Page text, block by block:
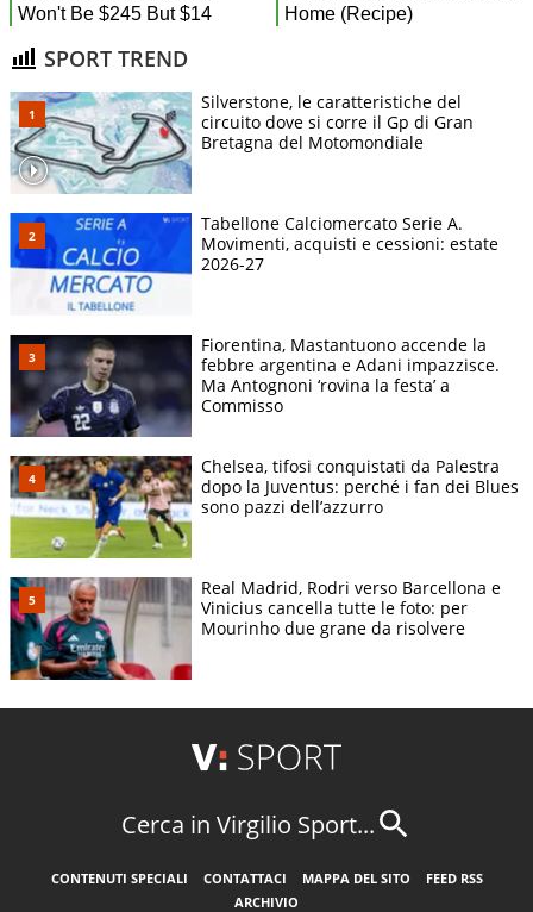
SPORT TREND
Silverstone, le caratteristiche del
circuito dove si corre il Gp di Gran
Bretagna del Motomondiale
Tabellone Calciomercato Serie A.
Movimenti, acquisti e cessioni: estate
2026-27
Fiorentina, Mastantuono accende la
febbre argentina e Adani impazzisce.
Ma Antognoni ‘rovina la festa’ a
Commisso
Chelsea, tifosi conquistati da Palestra
dopo la Juventus: perché i fan dei Blues
sono pazzi dell’azzurro
Real Madrid, Rodri verso Barcellona e
Vinicius cancella tutte le foto: per
Mourinho due grane da risolvere
Cerca in Virgilio Sport...
CONTENUTI SPECIALI CONTATTACI MAPPA DEL SITO
FEED RSS
ARCHIVIO